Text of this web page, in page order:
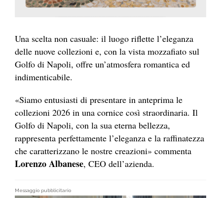
Una scelta non casuale: il luogo riflette l’eleganza
delle nuove collezioni e, con la vista mozzafiato sul
Golfo di Napoli, offre un’atmosfera romantica ed
indimenticabile.
«Siamo entusiasti di presentare in anteprima le
collezioni 2026 in una cornice così straordinaria. Il
Golfo di Napoli, con la sua eterna bellezza,
rappresenta perfettamente l’eleganza e la raffinatezza
che caratterizzano le nostre creazioni» commenta
Lorenzo Albanese, CEO dell’azienda.
Messaggio pubblicitario